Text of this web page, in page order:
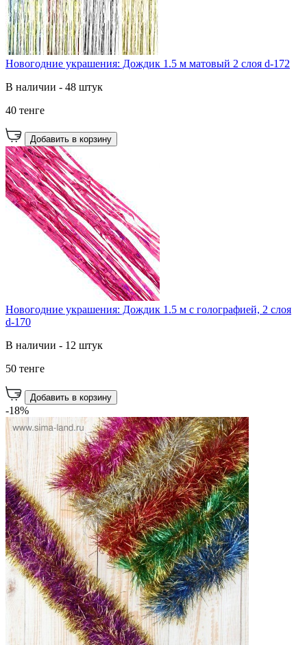
Новогодние украшения: Дождик 1.5 м матовый 2 слоя d-172
В наличии - 48 штук
40 тенге
Добавить в корзину
Новогодние украшения: Дождик 1.5 м с голографией, 2 слоя
d-170
В наличии - 12 штук
50 тенге
Добавить в корзину
-18%